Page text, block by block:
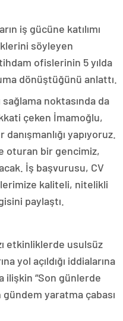
iş gücüne katılımı
söyleyen
ofislerinin 5 yılda
dönüştüğünü anlattı.
sağlama noktasında da
çeken İmamoğlu,
yapıyoruz.
oturan bir gencimiz,
İş başvurusu, CV
kaliteli, nitelikli
paylaştı.
etkinliklerde usulsüz
yol açıldığı iddialarına
ilişkin “Son günlerde
yaratma çabası